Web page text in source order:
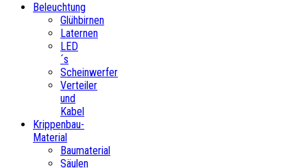
Beleuchtung
Glühbirnen
Laternen
LED
´s
Scheinwerfer
Verteiler
und
Kabel
Krippenbau-
Material
Baumaterial
Säulen